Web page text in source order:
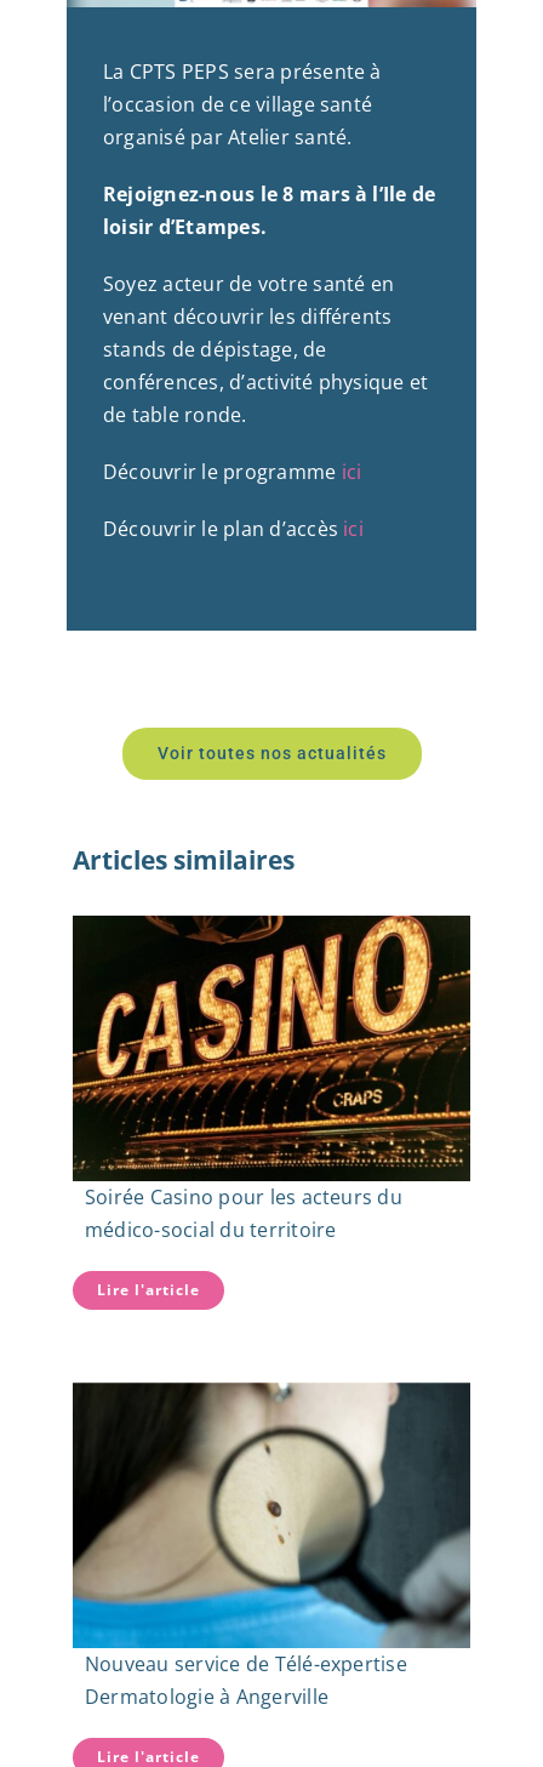
La CPTS PEPS sera présente à
l’occasion de ce village santé
organisé par Atelier santé.
Rejoignez-nous le 8 mars à l’Ile de
loisir d’Etampes.
Soyez acteur de votre santé en
venant découvrir les différents
stands de dépistage, de
conférences, d’activité physique et
de table ronde.
Découvrir le programme ici
Découvrir le plan d’accès ici
Voir toutes nos actualités
Articles similaires
Soirée Casino pour les acteurs du
médico-social du territoire
Lire l'article
Nouveau service de Télé-expertise
Dermatologie à Angerville
Lire l'article